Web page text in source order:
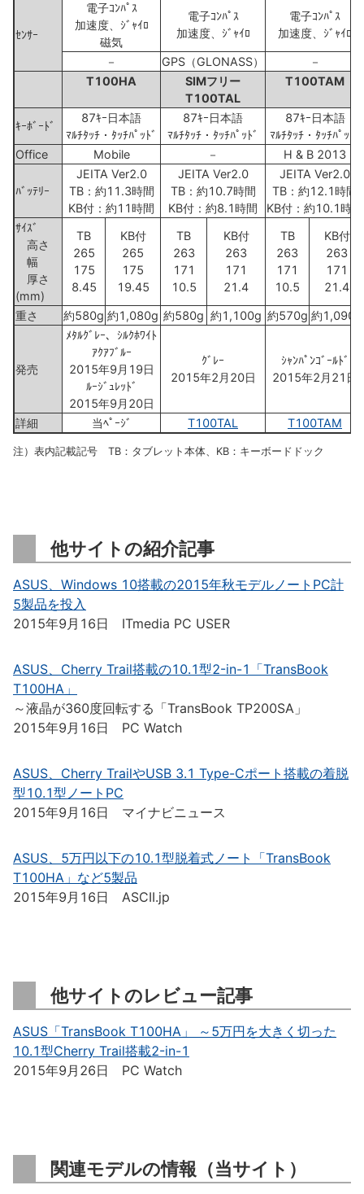
ｾﾝｻｰ
電子ｺﾝﾊﾟｽ
加速度、ｼﾞｬｲﾛ
磁気
電子ｺﾝﾊﾟｽ
加速度、ｼﾞｬｲﾛ
電子ｺﾝﾊﾟｽ
加速度、ｼﾞｬｲﾛ
－ GPS（GLONASS）
－
T100HA
SIMフリー
T100TAL
T100TAM
ｷｰﾎﾞｰﾄﾞ
87ｷｰ日本語
ﾏﾙﾁﾀｯﾁ・ﾀｯﾁﾊﾟｯﾄﾞ
87ｷｰ日本語
ﾏﾙﾁﾀｯﾁ・ﾀｯﾁﾊﾟｯﾄﾞ
87ｷｰ日本語
ﾏﾙﾁﾀｯﾁ・ﾀｯﾁﾊﾟｯﾄﾞ
Office
Mobile － H & B 2013
ﾊﾞｯﾃﾘｰ
JEITA Ver2.0
TB：約11.3時間
KB付：約11時間
JEITA Ver2.0
TB：約10.7時間
KB付：約8.1時間
JEITA Ver2.0
TB：約12.1時間
KB付：約10.1時間
ｻｲｽﾞ
高さ
幅
厚さ
(mm)
TB
265
175
8.45
KB付
265
175
19.45
TB
263
171
10.5
KB付
263
171
21.4
TB
263
171
10.5
KB付
263
171
21.4
重さ 約580g 約1,080g 約580g 約1,100g 約570g 約1,090g
発売
ﾒﾀﾙｸﾞﾚｰ、ｼﾙｸﾎﾜｲﾄ
ｱｸｱﾌﾞﾙｰ
2015年9月19日
ﾙｰｼﾞｭﾚｯﾄﾞ
2015年9月20日
ｸﾞﾚｰ
2015年2月20日
ｼｬﾝﾊﾟﾝｺﾞｰﾙﾄﾞ
2015年2月21日
詳細 当ﾍﾟｰｼﾞ T100TAL T100TAM
注）表内記載記号 TB：タブレット本体、KB：キーボードドック
他サイトの紹介記事
ASUS、Windows 10搭載の2015年秋モデルノートPC計
5製品を投入
2015年9月16日 ITmedia PC USER
ASUS、Cherry Trail搭載の10.1型2-in-1「TransBook
T100HA」
～液晶が360度回転する「TransBook TP200SA」
2015年9月16日 PC Watch
ASUS、Cherry TrailやUSB 3.1 Type-Cポート搭載の着脱
型10.1型ノートPC
2015年9月16日 マイナビニュース
ASUS、5万円以下の10.1型脱着式ノート「TransBook
T100HA」など5製品
2015年9月16日 ASCII.jp
他サイトのレビュー記事
ASUS「TransBook T100HA」 ～5万円を大きく切った
10.1型Cherry Trail搭載2-in-1
2015年9月26日 PC Watch
関連モデルの情報（当サイト）